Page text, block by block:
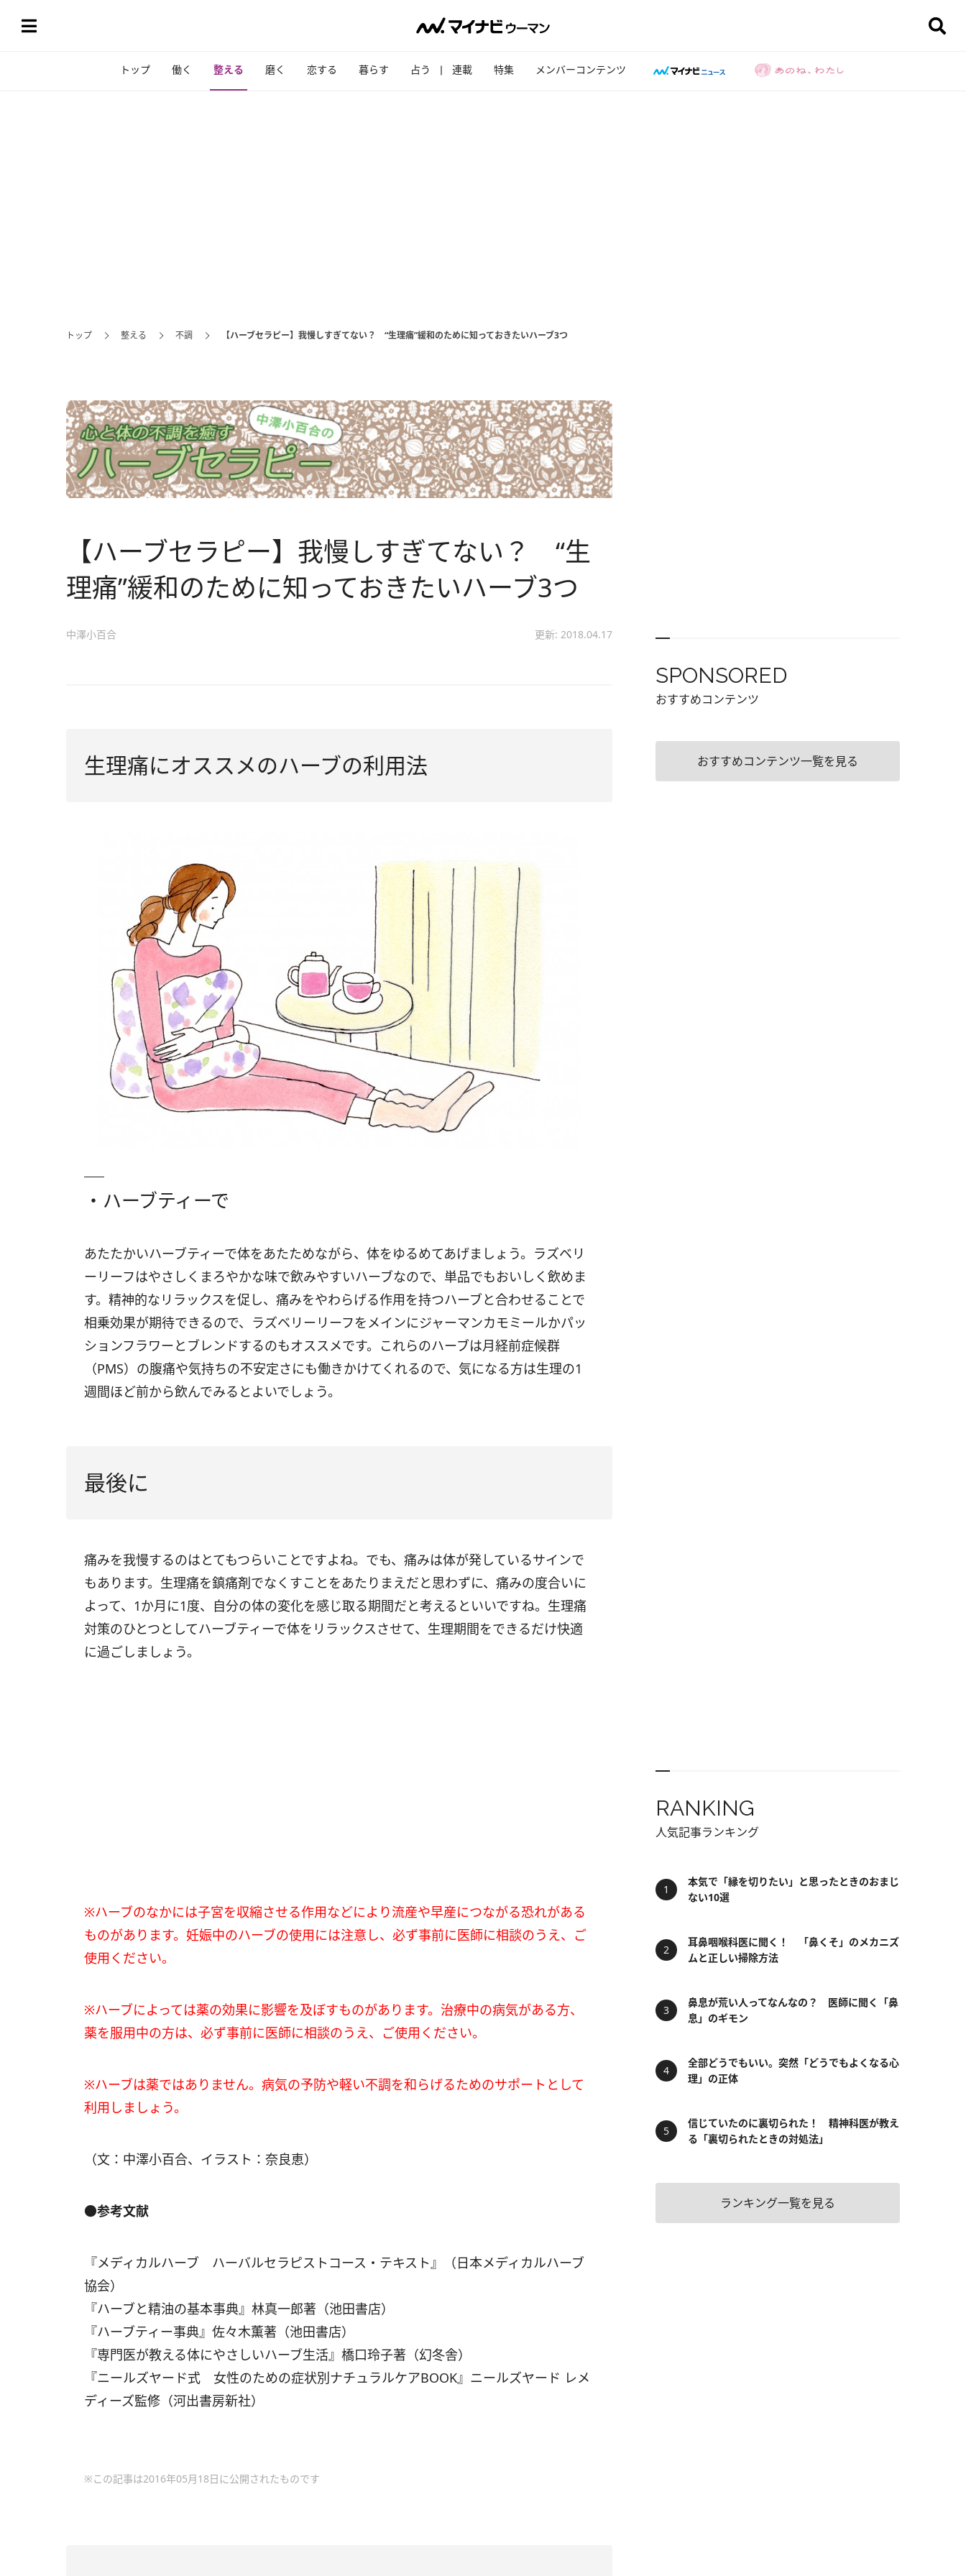
トップ 働く 整える 磨く 恋する 暮らす 占う 連載 特集 メンバーコンテンツ
トップ 整える 不調 【ハーブセラピー】我慢しすぎてない？ “生理痛”緩和のために知っておきたいハーブ3つ
【ハーブセラピー】我慢しすぎてない？ “生
理痛”緩和のために知っておきたいハーブ3つ
中澤小百合 更新: 2018.04.17
生理痛にオススメのハーブの利用法
・ハーブティーで
あたたかいハーブティーで体をあたためながら、体をゆるめてあげましょう。ラズベリ
ーリーフはやさしくまろやかな味で飲みやすいハーブなので、単品でもおいしく飲めま
す。精神的なリラックスを促し、痛みをやわらげる作用を持つハーブと合わせることで
相乗効果が期待できるので、ラズベリーリーフをメインにジャーマンカモミールかパッ
ションフラワーとブレンドするのもオススメです。これらのハーブは月経前症候群
（PMS）の腹痛や気持ちの不安定さにも働きかけてくれるので、気になる方は生理の1
週間ほど前から飲んでみるとよいでしょう。
最後に
痛みを我慢するのはとてもつらいことですよね。でも、痛みは体が発しているサインで
もあります。生理痛を鎮痛剤でなくすことをあたりまえだと思わずに、痛みの度合いに
よって、1か月に1度、自分の体の変化を感じ取る期間だと考えるといいですね。生理痛
対策のひとつとしてハーブティーで体をリラックスさせて、生理期間をできるだけ快適
に過ごしましょう。
※ハーブのなかには子宮を収縮させる作用などにより流産や早産につながる恐れがある
ものがあります。妊娠中のハーブの使用には注意し、必ず事前に医師に相談のうえ、ご
使用ください。
※ハーブによっては薬の効果に影響を及ぼすものがあります。治療中の病気がある方、
薬を服用中の方は、必ず事前に医師に相談のうえ、ご使用ください。
※ハーブは薬ではありません。病気の予防や軽い不調を和らげるためのサポートとして
利用しましょう。
（文：中澤小百合、イラスト：奈良恵）
●参考文献
『メディカルハーブ ハーバルセラピストコース・テキスト』（日本メディカルハーブ
協会）
『ハーブと精油の基本事典』林真一郎著（池田書店）
『ハーブティー事典』佐々木薫著（池田書店）
『専門医が教える体にやさしいハーブ生活』橋口玲子著（幻冬舎）
『ニールズヤード式 女性のための症状別ナチュラルケアBOOK』ニールズヤード レメ
ディーズ監修（河出書房新社）
※この記事は2016年05月18日に公開されたものです
SPONSORED
おすすめコンテンツ
おすすめコンテンツ一覧を見る
RANKING
人気記事ランキング
本気で「縁を切りたい」と思ったときのおまじ
ない10選
耳鼻咽喉科医に聞く！ 「鼻くそ」のメカニズ
ムと正しい掃除方法
鼻息が荒い人ってなんなの？ 医師に聞く「鼻
息」のギモン
全部どうでもいい。突然「どうでもよくなる心
理」の正体
信じていたのに裏切られた！ 精神科医が教え
る「裏切られたときの対処法」
ランキング一覧を見る